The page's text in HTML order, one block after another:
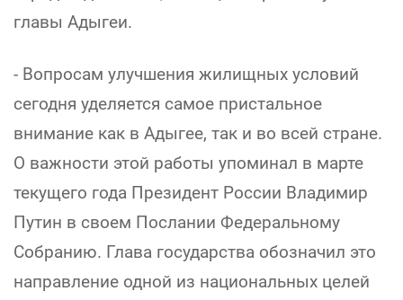
главы Адыгеи.
- Вопросам улучшения жилищных условий
сегодня уделяется самое пристальное
внимание как в Адыгее, так и во всей стране.
О важности этой работы упоминал в марте
текущего года Президент России Владимир
Путин в своем Послании Федеральному
Собранию. Глава государства обозначил это
направление одной из национальных целей